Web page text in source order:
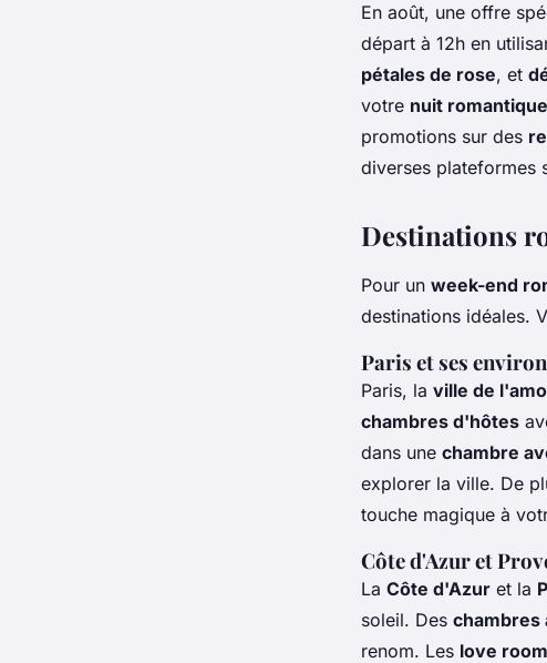
En août, une offre
départ à 12h en
pétales de rose, et
votre nuit romantique
promotions sur des
diverses plateformes
Destinations
Pour un week-end
destinations idéales.
Paris et ses
Paris, la ville de
chambres d'hôtes
dans une chambre
explorer la ville. De
touche magique à
Côte d'Azur et
La Côte d'Azur et la
soleil. Des chambres
renom. Les love